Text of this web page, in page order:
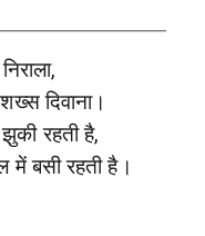
दिवाना।
रहती है,
में बसी रहती है।